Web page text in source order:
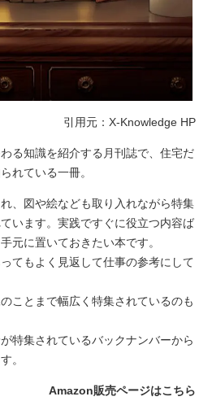
引用元：X-Knowledge HP
る知識を紹介する月刊誌で、住宅だ
れている一冊。
、図や絵なども取り入れながら特集
います。実践ですぐに役立つ内容ば
元に置いておきたい本です。
てもよく見返して仕事の参考にして
ことまで幅広く特集されているのも
特集されているバックナンバーから
。
Amazon販売ページはこちら